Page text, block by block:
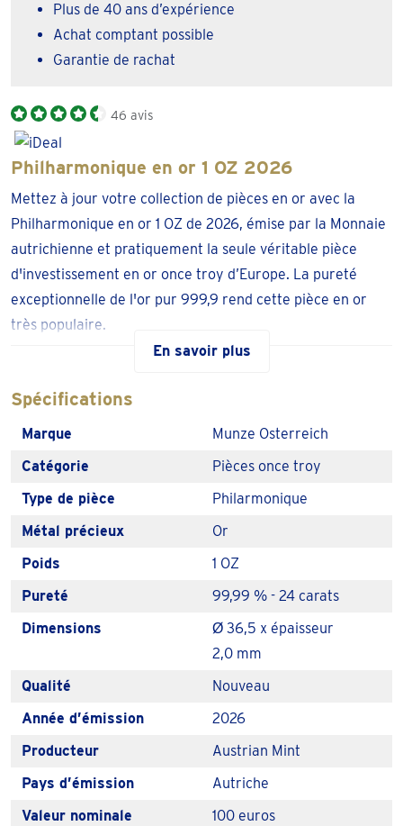
Plus de 40 ans d’expérience
Achat comptant possible
Garantie de rachat
46 avis
Philharmonique en or 1 OZ 2026
Mettez à jour votre collection de pièces en or avec la
Philharmonique en or 1 OZ de 2026, émise par la Monnaie
autrichienne et pratiquement la seule véritable pièce
d'investissement en or once troy d’Europe. La pureté
exceptionnelle de l'or pur 999,9 rend cette pièce en or
très populaire.
Philharmonique en or d’une
once troy de 2026
retirez-la dans l’une de nos 100 agences.
La Philharmonique en or de 2026
La Philharmonique en or 1 OZ de 2026 est parfaite pour
l’investisseur ou le collectionneur qui souhaite donner un
cachet supplémentaire à sa collection de pièces en or par
année. Outre sa valeur en tant qu’or d'investissement,
aussi revêtir une valeur de collection.
Histoire de la Philharmonique en or
impatiente d'obtenir sa part du gâteau sur le marché
international des pièces d'investissement en or, dominé à
l’époque par les pièces en or 1 OZ d’Afrique du Sud, du
En savoir plus
Spécifications
Marque
Munze Osterreich
Catégorie
Pièces once troy
Type de pièce
Philarmonique
Métal précieux
Or
Poids
1 OZ
Pureté
99,99 % - 24 carats
Dimensions
Ø 36,5 x épaisseur
2,0 mm
Qualité
Nouveau
Année d’émission
2026
Producteur
Austrian Mint
Pays d’émission
Autriche
Valeur nominale
100 euros